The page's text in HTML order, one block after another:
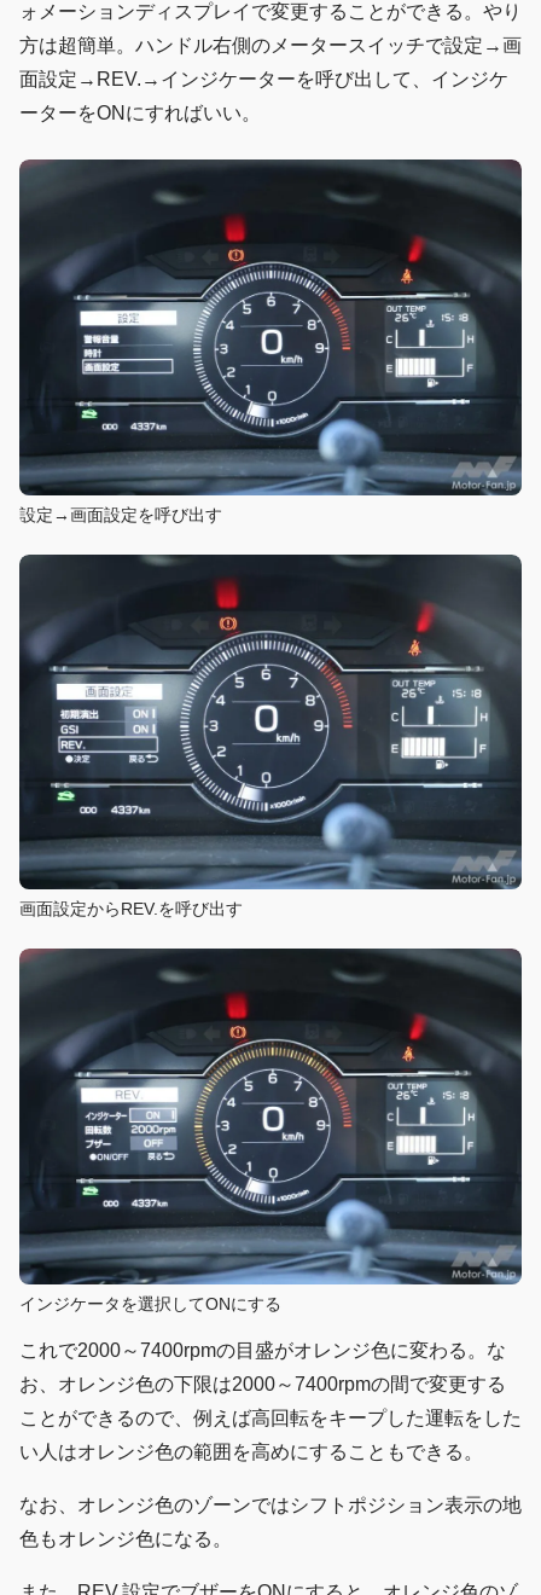
ォメーションディスプレイで変更することができる。やり
方は超簡単。ハンドル右側のメータースイッチで設定→画
面設定→REV.→インジケーターを呼び出して、インジケ
ーターをONにすればいい。
設定→画面設定を呼び出す
画面設定からREV.を呼び出す
インジケータを選択してONにする
これで2000～7400rpmの目盛がオレンジ色に変わる。な
お、オレンジ色の下限は2000～7400rpmの間で変更する
ことができるので、例えば高回転をキープした運転をした
い人はオレンジ色の範囲を高めにすることもできる。
なお、オレンジ色のゾーンではシフトポジション表示の地
色もオレンジ色になる。